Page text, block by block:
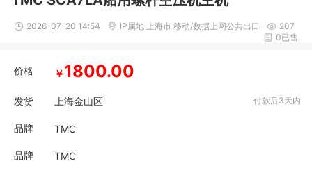
2026-07-20 14:54 IP属地 上海市 移动/数据上网公共出口
207
0已售
价格 ￥1800.00
发货 上海金山区 付款后3天内
品牌 TMC
品牌 TMC